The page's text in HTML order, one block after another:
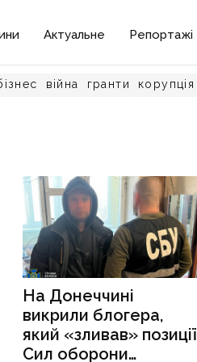
Актуальне Репортажі
війна гранти корупція
На Донеччині
викрили блогера,
який «зливав» позиції
Сил оборони